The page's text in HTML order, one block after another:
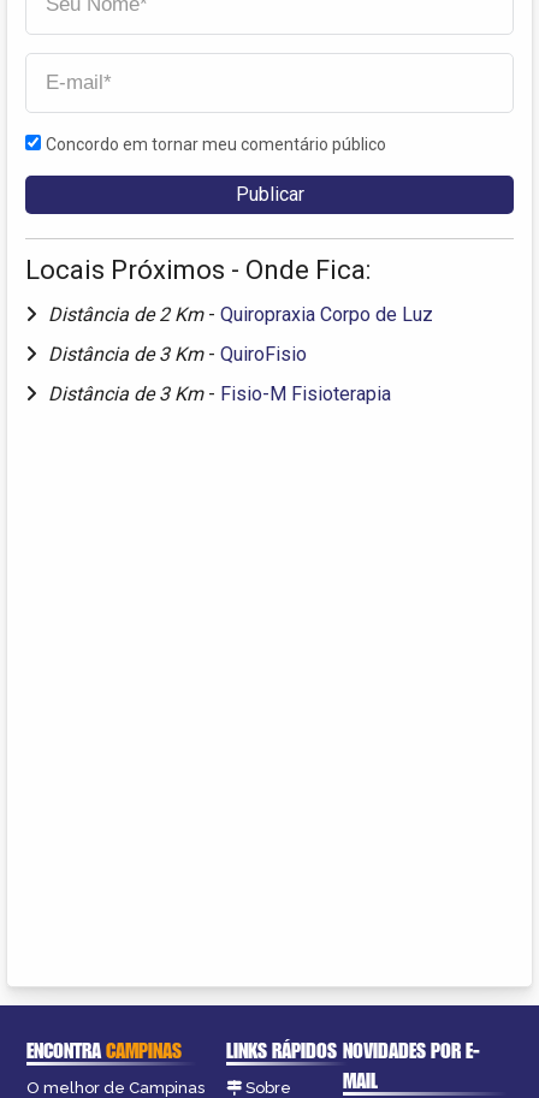
Concordo em tornar meu comentário público
Locais Próximos - Onde Fica:
Distância de 2 Km - Quiropraxia Corpo de Luz
Distância de 3 Km - QuiroFisio
Distância de 3 Km - Fisio-M Fisioterapia
ENCONTRACAMPINAS
O melhor de Campinas
LINKS RÁPIDOS
Sobre
NOVIDADES POR E-
MAIL